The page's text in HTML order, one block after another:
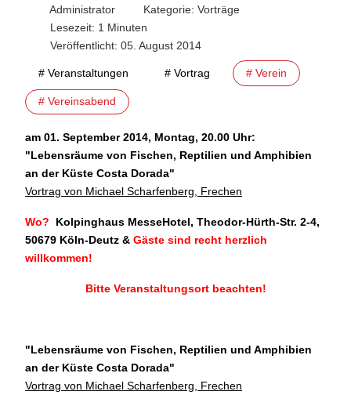
Administrator Kategorie: Vorträge
Lesezeit: 1 Minuten
Veröffentlicht: 05. August 2014
# Veranstaltungen # Vortrag # Verein
# Vereinsabend
am 01. September 2014, Montag, 20.00 Uhr:
"Lebensräume von Fischen, Reptilien und Amphibien
an der Küste Costa Dorada"
Vortrag von Michael Scharfenberg, Frechen
Wo?
Kolpinghaus MesseHotel, Theodor-Hürth-Str. 2-4,
50679 Köln-Deutz & Gäste sind recht herzlich
willkommen!
Bitte Veranstaltungsort beachten!
"Lebensräume von Fischen, Reptilien und Amphibien
an der Küste Costa Dorada"
Vortrag von Michael Scharfenberg, Frechen